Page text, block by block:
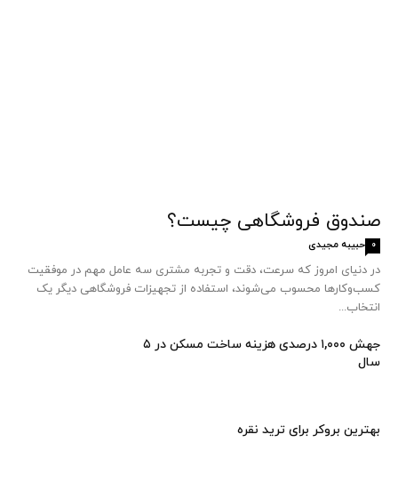
صندوق فروشگاهی چیست؟
حبیبه مجیدی 0
در دنیای امروز که سرعت، دقت و تجربه مشتری سه عامل مهم در موفقیت
کسب‌وکارها محسوب می‌شوند، استفاده از تجهیزات فروشگاهی دیگر یک
انتخاب...
جهش ۱,۰۰۰ درصدی هزینه ساخت مسکن در ۵
سال
بهترین بروکر برای ترید نقره